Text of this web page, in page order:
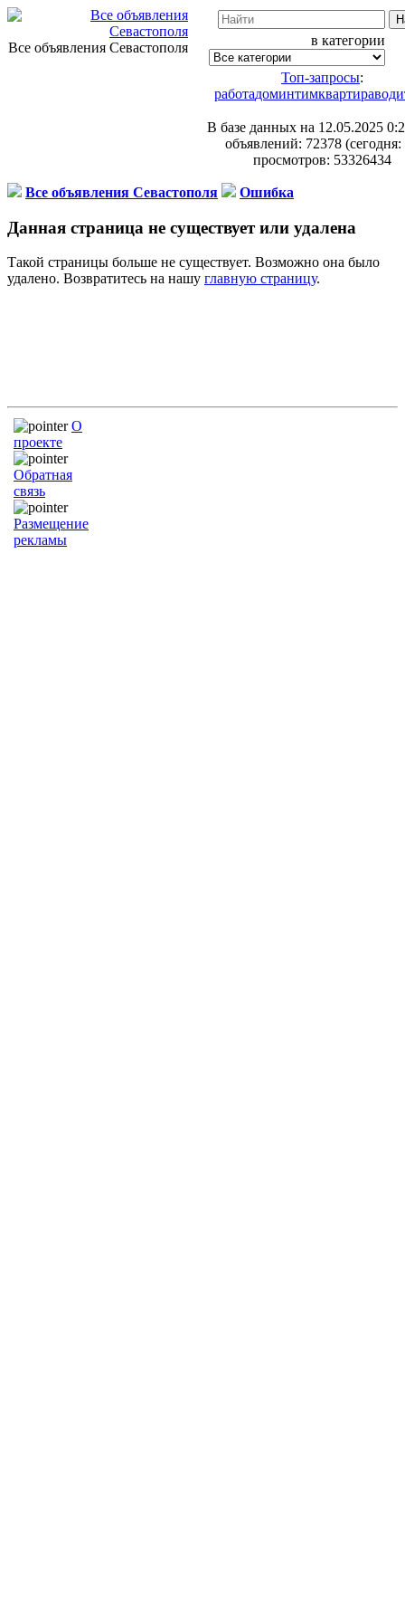
Все объявления Севастополя в категории
Топ-запросы:
работадоминтимквартира
В базе данных на 12.05.2025
объявлений: 72378 (сегодня:
просмотров: 53326434
Все объявления Севастополя Ошибка
Данная страница не существует или удалена
Такой страницы больше не существует. Возможно она было
удалено. Возвратитесь на нашу главную страницу.
О
проекте
Обратная
связь
Размещение
рекламы